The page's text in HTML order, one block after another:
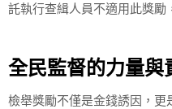
託執行查緝人員不適用此獎勵
全民監督的力量與
檢舉獎勵不僅是金錢誘因，